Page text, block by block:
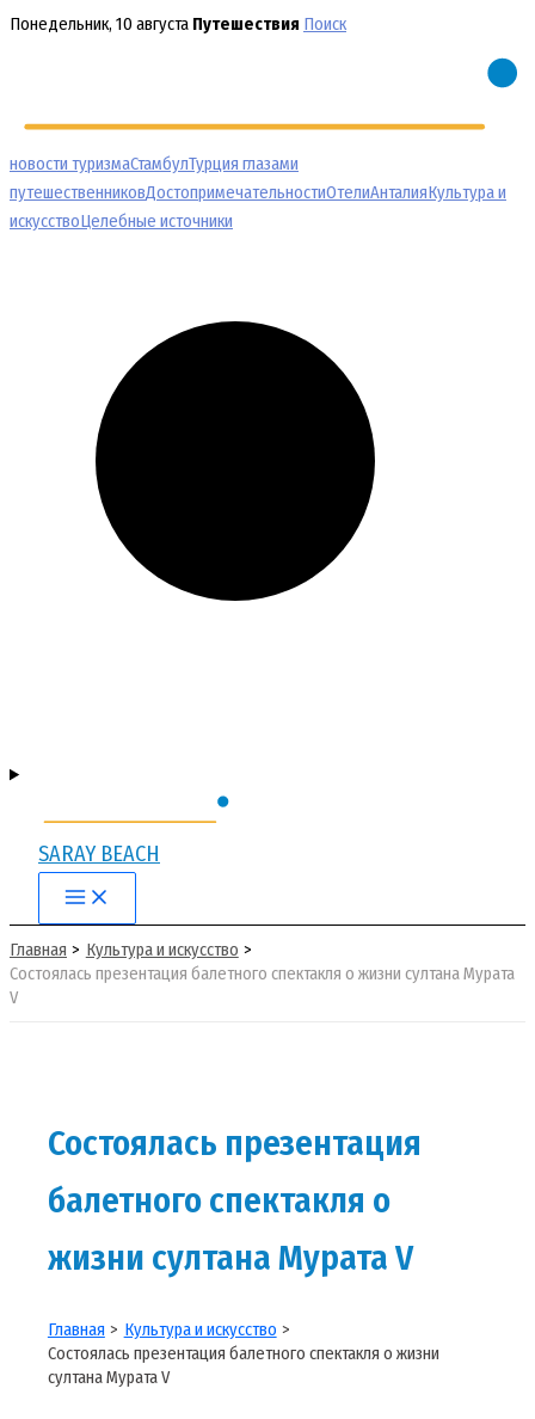
Перейти
Понедельник, 10 августа Путешествия Поиск
новости туризмаСтамбулТурция глазами
путешественниковДостопримечательностиОтелиАнталияКультура и
искусствоЦелебные источники
SARAY BEACH
Main
Menu
Главная
Культура и искусство
Состоялась презентация балетного спектакля о жизни султана Мурата
V
Состоялась презентация
балетного спектакля о
жизни султана Мурата V
Главная
Культура и искусство
Состоялась презентация балетного спектакля о жизни
султана Мурата V